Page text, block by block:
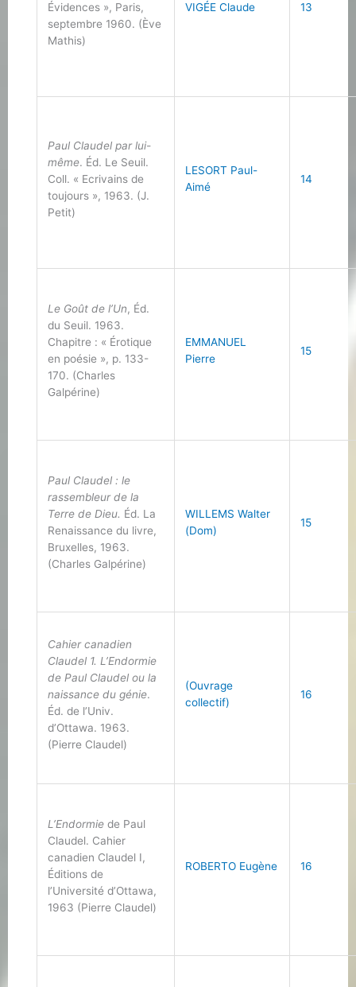
Évidences », Paris,
septembre 1960. (Ève
Mathis)
VIGÉE Claude 13
Paul Claudel par lui-
même. Éd. Le Seuil.
Coll. « Ecrivains de
toujours », 1963. (J.
Petit)
LESORT Paul-
Aimé
14
Le Goût de l’Un, Éd.
du Seuil. 1963.
Chapitre : « Érotique
en poésie », p. 133-
170. (Charles
Galpérine)
EMMANUEL
Pierre
15
Paul Claudel : le
rassembleur de la
Terre de Dieu. Éd. La
Renaissance du livre,
Bruxelles, 1963.
(Charles Galpérine)
WILLEMS Walter
(Dom)
15
Cahier canadien
Claudel 1. L’Endormie
de Paul Claudel ou la
naissance du génie.
Éd. de l’Univ.
d’Ottawa. 1963.
(Pierre Claudel)
(Ouvrage
collectif)
16
L’Endormie de Paul
Claudel. Cahier
canadien Claudel I,
Éditions de
l’Université d’Ottawa,
1963 (Pierre Claudel)
ROBERTO Eugène 16